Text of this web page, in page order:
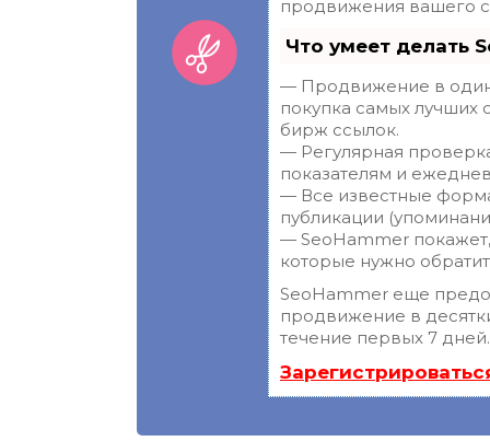
продвижения вашего
Что умеет делать
— Продвижение в один
покупка самых лучших
бирж ссылок.
— Регулярная
показателям и
— Все известные
публикации
— SeoHammer
которые нужно
SeoHammer еще
продвижение в
течение первых 7 дней.